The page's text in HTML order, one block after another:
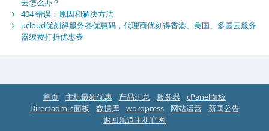
去怎么办？
404 错误：原因和解决方法
ucloud优刻得服务器优惠码，代理商优刻得香港、美国、多国云服务
器续费打折优惠券
首页 主机最新优惠 产品汇总 服务器
cPanel面板
Directadmin面板
数据库 wordpress 网站运营
新闻公告
返回乐道主机官网